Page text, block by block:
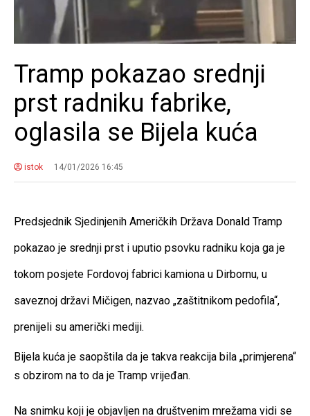
Tramp pokazao srednji
prst radniku fabrike,
oglasila se Bijela kuća
istok 14/01/2026 16:45
Predsjednik Sjedinjenih Američkih Država Donald Tramp
pokazao je srednji prst i uputio psovku radniku koja ga je
tokom posjete Fordovoj fabrici kamiona u Dirbornu, u
saveznoj državi Mičigen, nazvao „zaštitnikom pedofila“,
prenijeli su američki mediji.
Bijela kuća je saopštila da je takva reakcija bila „primjerena“
s obzirom na to da je Tramp vrijeđan.
Na snimku koji je objavljen na društvenim mrežama vidi se